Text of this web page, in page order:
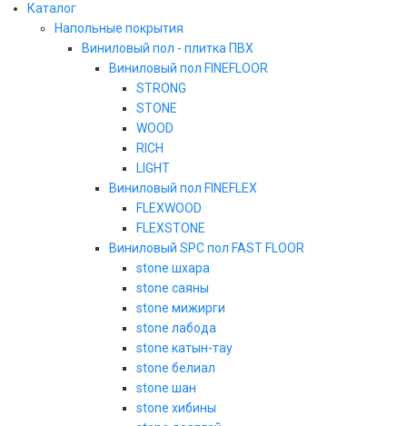
Каталог
Напольные покрытия
Виниловый пол - плитка ПВХ
Виниловый пол FINEFLOOR
STRONG
STONE
WOOD
RICH
LIGHT
Виниловый пол FINEFLEX
FLEXWOOD
FLEXSTONE
Виниловый SPC пол FAST FLOOR
stone шхара
stone саяны
stone мижирги
stone лабода
stone катын-тау
stone белиал
stone шан
stone хибины